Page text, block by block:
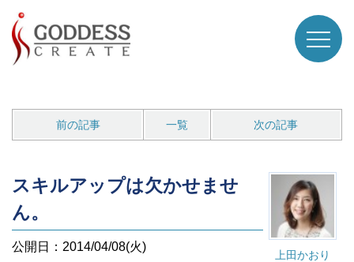
前の記事 一覧 次の記事
上田かおり
スキルアップは欠かせませ
ん。
公開日：2014/04/08(火)